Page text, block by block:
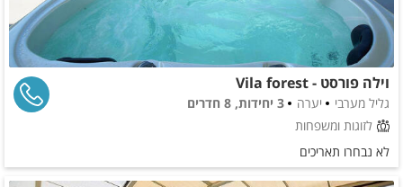
וילה פורסט - Vila forest
גליל מערבי יערה
3 יחידות, 8 חדרים
לזוגות ומשפחות
לא נבחרו תאריכים